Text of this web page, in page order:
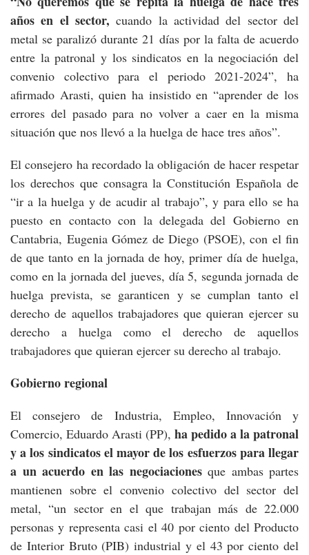
años en el sector, cuando la actividad del sector del
metal se paralizó durante 21 días por la falta de acuerdo
entre la patronal y los sindicatos en la negociación del
convenio colectivo para el periodo 2021-2024”, ha
afirmado Arasti, quien ha insistido en “aprender de los
errores del pasado para no volver a caer en la misma
situación que nos llevó a la huelga de hace tres años”.
El consejero ha recordado la obligación de hacer respetar
los derechos que consagra la Constitución Española de
“ir a la huelga y de acudir al trabajo”, y para ello se ha
puesto en contacto con la delegada del Gobierno en
Cantabria, Eugenia Gómez de Diego (PSOE), con el fin
de que tanto en la jornada de hoy, primer día de huelga,
como en la jornada del jueves, día 5, segunda jornada de
huelga prevista, se garanticen y se cumplan tanto el
derecho de aquellos trabajadores que quieran ejercer su
derecho a huelga como el derecho de aquellos
trabajadores que quieran ejercer su derecho al trabajo.
Gobierno regional
El consejero de Industria, Empleo, Innovación y
Comercio, Eduardo Arasti (PP), ha pedido a la patronal
y a los sindicatos el mayor de los esfuerzos para llegar
a un acuerdo en las negociacionesque ambas partes
mantienen sobre el convenio colectivo del sector del
metal, “un sector en el que trabajan más de 22.000
personas y representa casi el 40 por ciento del Producto
de Interior Bruto (PIB) industrial y el 43 por ciento del